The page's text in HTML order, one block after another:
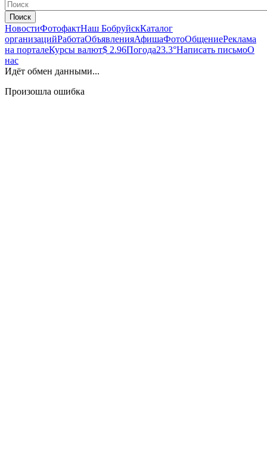
Поиск
НовостиФотофактНаш БобруйскКаталог
организацийРаботаОбъявленияАфишаФотоОбщениеРеклама
на порталеКурсы валют$ 2.96Погода23.3°Написать письмоО
нас
Идёт обмен данными...
Произошла ошибка